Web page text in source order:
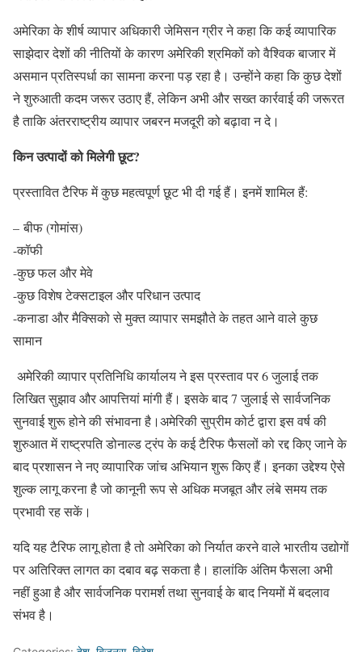
अमेरिका के शीर्ष व्यापार अधिकारी जेमिसन ग्रीर ने कहा कि कई व्यापारिक
साझेदार देशों की नीतियों के कारण अमेरिकी श्रमिकों को वैश्विक बाजार में
असमान प्रतिस्पर्धा का सामना करना पड़ रहा है। उन्होंने कहा कि कुछ देशों
ने शुरुआती कदम जरूर उठाए हैं, लेकिन अभी और सख्त कार्रवाई की जरूरत
है ताकि अंतरराष्ट्रीय व्यापार जबरन मजदूरी को बढ़ावा न दे।
किन उत्पादों को मिलेगी छूट?
प्रस्तावित टैरिफ में कुछ महत्वपूर्ण छूट भी दी गई हैं। इनमें शामिल हैं:
– बीफ (गोमांस)
-कॉफी
-कुछ फल और मेवे
-कुछ विशेष टेक्सटाइल और परिधान उत्पाद
-कनाडा और मैक्सिको से मुक्त व्यापार समझौते के तहत आने वाले कुछ
सामान
अमेरिकी व्यापार प्रतिनिधि कार्यालय ने इस प्रस्ताव पर 6 जुलाई तक
लिखित सुझाव और आपत्तियां मांगी हैं। इसके बाद 7 जुलाई से सार्वजनिक
सुनवाई शुरू होने की संभावना है।अमेरिकी सुप्रीम कोर्ट द्वारा इस वर्ष की
शुरुआत में राष्ट्रपति डोनाल्ड ट्रंप के कई टैरिफ फैसलों को रद्द किए जाने के
बाद प्रशासन ने नए व्यापारिक जांच अभियान शुरू किए हैं। इनका उद्देश्य ऐसे
शुल्क लागू करना है जो कानूनी रूप से अधिक मजबूत और लंबे समय तक
प्रभावी रह सकें।
यदि यह टैरिफ लागू होता है तो अमेरिका को निर्यात करने वाले भारतीय उद्योगों
पर अतिरिक्त लागत का दबाव बढ़ सकता है। हालांकि अंतिम फैसला अभी
नहीं हुआ है और सार्वजनिक परामर्श तथा सुनवाई के बाद नियमों में बदलाव
संभव है।